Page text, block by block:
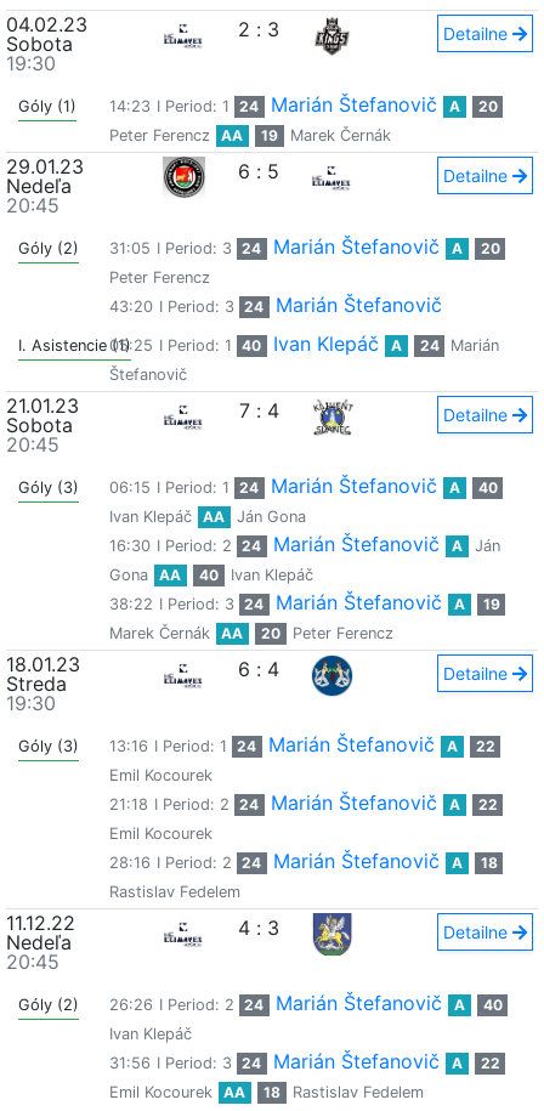
04.02.23
Sobota
19:30
2 : 3 Detailne
Góly (1) 14:23 I Period: 1 24 Marián Štefanovič A
20
Peter Ferencz
AA 19 Marek Černák
29.01.23
Nedeľa
20:45
6 : 5 Detailne
Góly (2) 31:05 I Period: 3 24 Marián Štefanovič A
20
Peter Ferencz
43:20 I Period: 3 24 Marián Štefanovič
I. Asistencie (1)05:25 I Period: 1 40 Ivan Klepáč A 24
Marián
Štefanovič
21.01.23
Sobota
20:45
7 : 4 Detailne
Góly (3) 06:15 I Period: 1 24 Marián Štefanovič A
40
Ivan Klepáč
AA
Ján Gona
16:30 I Period: 2 24 Marián Štefanovič A
Ján
Gona
AA 40
Ivan Klepáč
38:22 I Period: 3 24 Marián Štefanovič A
19
Marek Černák
AA 20 Peter Ferencz
18.01.23
Streda
19:30
6 : 4 Detailne
Góly (3) 13:16 I Period: 1 24 Marián Štefanovič A
22
Emil Kocourek
21:18 I Period: 2 24 Marián Štefanovič A
22
Emil Kocourek
28:16 I Period: 2 24 Marián Štefanovič A
18
Rastislav Fedelem
11.12.22
Nedeľa
20:45
4 : 3 Detailne
Góly (2) 26:26 I Period: 2 24 Marián Štefanovič A
40
Ivan Klepáč
31:56 I Period: 3 24 Marián Štefanovič A
22
Emil Kocourek
AA 18 Rastislav Fedelem